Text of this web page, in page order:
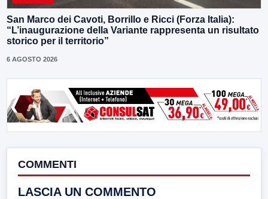
San Marco dei Cavoti, Borrillo e Ricci (Forza Italia):
“L’inaugurazione della Variante rappresenta un risultato
storico per il territorio”
6 AGOSTO 2026
COMMENTI
LASCIA UN COMMENTO